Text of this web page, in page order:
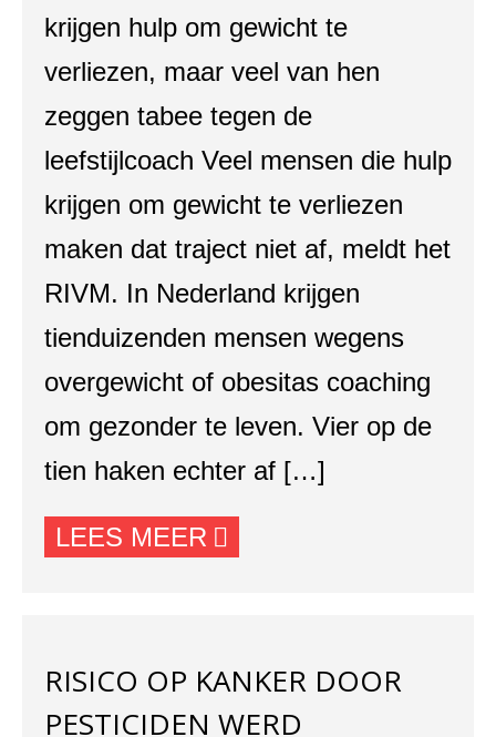
krijgen hulp om gewicht te
verliezen, maar veel van hen
zeggen tabee tegen de
leefstijlcoach Veel mensen die hulp
krijgen om gewicht te verliezen
maken dat traject niet af, meldt het
RIVM. In Nederland krijgen
tienduizenden mensen wegens
overgewicht of obesitas coaching
om gezonder te leven. Vier op de
tien haken echter af […]
LEES MEER
RISICO OP KANKER DOOR
PESTICIDEN WERD